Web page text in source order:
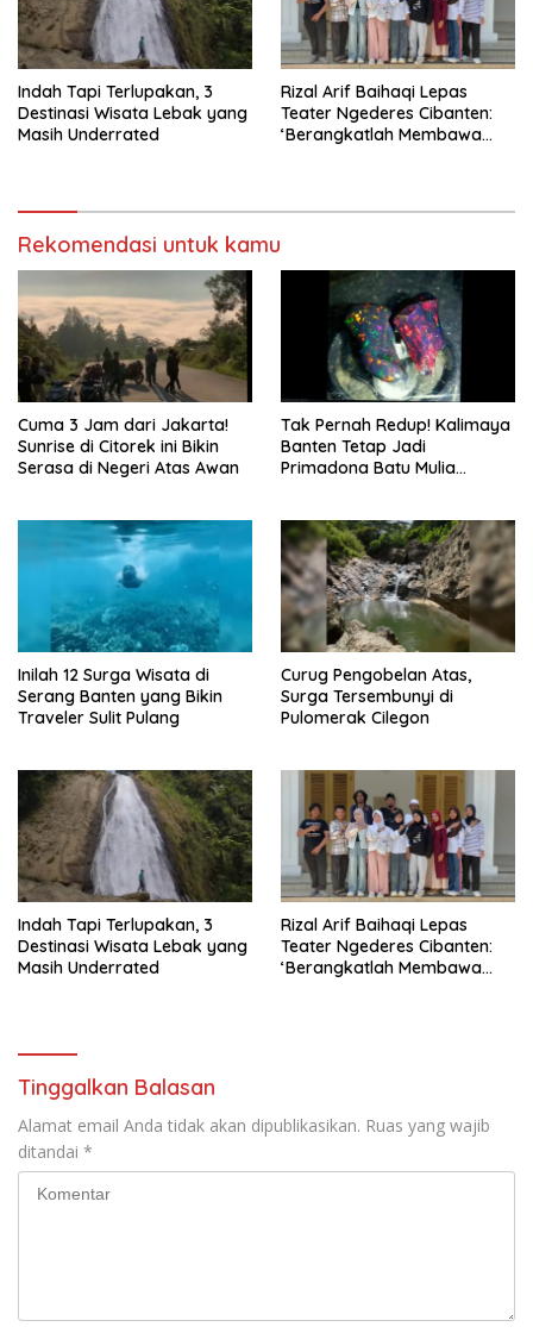
Indah Tapi Terlupakan, 3
Destinasi Wisata Lebak yang
Masih Underrated
Rizal Arif Baihaqi Lepas
Teater Ngederes Cibanten:
‘Berangkatlah Membawa
Rekomendasi untuk kamu
Cuma 3 Jam dari Jakarta!
Sunrise di Citorek ini Bikin
Serasa di Negeri Atas Awan
Tak Pernah Redup! Kalimaya
Banten Tetap Jadi
Primadona Batu Mulia
Inilah 12 Surga Wisata di
Serang Banten yang Bikin
Traveler Sulit Pulang
Curug Pengobelan Atas,
Surga Tersembunyi di
Pulomerak Cilegon
Indah Tapi Terlupakan, 3
Destinasi Wisata Lebak yang
Masih Underrated
Rizal Arif Baihaqi Lepas
Teater Ngederes Cibanten:
‘Berangkatlah Membawa
Tinggalkan Balasan
Alamat email Anda tidak akan dipublikasikan. Ruas yang wajib
ditandai *